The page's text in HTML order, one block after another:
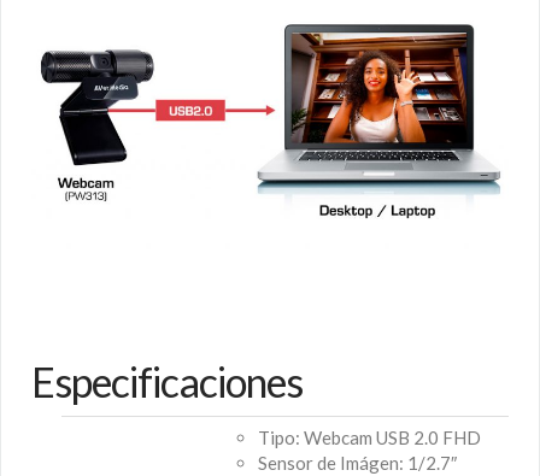
Especificaciones
Tipo: Webcam USB 2.0 FHD
Sensor de Imágen: 1/2.7″